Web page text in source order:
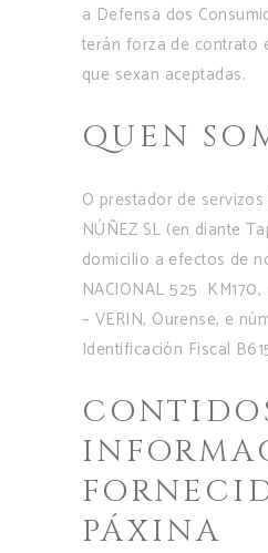
a Defensa dos
terán forza de contrato
que sexan aceptadas.
QUEN
O prestador de servizos
NÚÑEZ SL (en diante
domicilio a efectos de
NACIONAL 525
– VERIN, Ourense, e
Identificación Fiscal
PÁXINA